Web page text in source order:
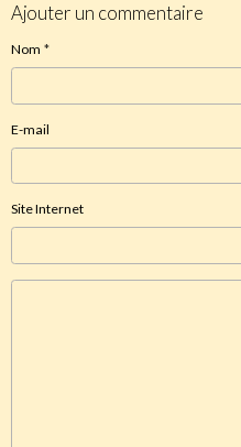
Ajouter un commentaire
Nom
E-mail
Site Internet